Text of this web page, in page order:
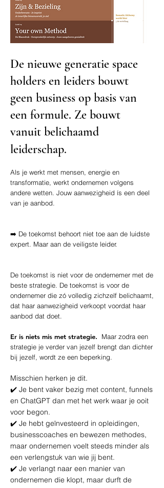
De nieuwe generatie space
holders en leiders bouwt
geen business op basis van
een formule. Ze bouwt
vanuit belichaamd
leiderschap.
Als je werkt met mensen, energie en
transformatie, werkt ondernemen volgens
andere wetten. Jouw aanwezigheid ís een deel
van je aanbod.
➡️ De toekomst behoort niet toe aan de luidste
expert. Maar aan de veiligste leider.
De toekomst is niet voor de ondernemer met de
beste strategie. De toekomst is voor de
ondernemer die zó volledig zichzelf belichaamt,
dat haar aanwezigheid verkoopt voordat haar
aanbod dat doet.
Er is niets mis met strategie.
Maar zodra een
strategie je verder van jezelf brengt dan dichter
bij jezelf, wordt ze een beperking.
Misschien herken je dit.
✔️ Je bent vaker bezig met content, funnels
en ChatGPT dan met het werk waar je ooit
voor begon.
✔️ Je hebt geïnvesteerd in opleidingen,
businesscoaches en bewezen methodes,
maar ondernemen voelt steeds minder als
een verlengstuk van wie jij bent.
✔️ Je verlangt naar een manier van
ondernemen die klopt, maar durft de